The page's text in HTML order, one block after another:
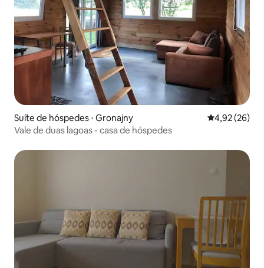
Suíte de hóspedes ⋅ Gronajny 4,92 de uma
4,92 (26)
Vale de duas lagoas - casa de hóspedes